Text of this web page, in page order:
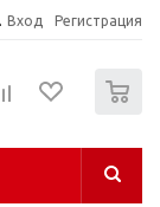
Вход Регистрация